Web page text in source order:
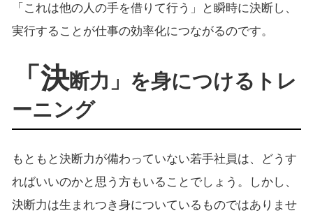
「これは他の人の手を借りて行う」と瞬時に決断し、
実行することが仕事の効率化につながるのです。
「決断力」を身につけるトレ
ーニング
もともと決断力が備わっていない若手社員は、どうす
ればいいのかと思う方もいることでしょう。しかし、
決断力は生まれつき身についているものではありませ